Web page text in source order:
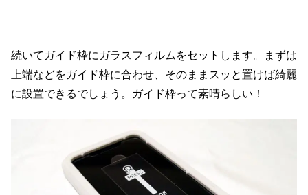
続いてガイド枠にガラスフィルムをセットします。まずは
上端などをガイド枠に合わせ、そのままスッと置けば綺麗
に設置できるでしょう。ガイド枠って素晴らしい！